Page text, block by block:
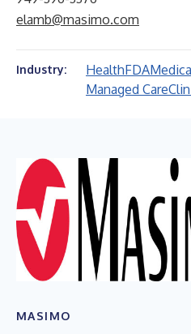
elamb@masimo.com
Industry: HealthFDA
Managed Care
MASIMO